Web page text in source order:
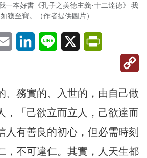
一本好書《孔子之美德主義-十二達德》 我
獲至寶。（作者提供圖片）
Email LinkedInLine X
、務實的、入世的，由自己做
，「己欲立而立人，己欲達而
人有善良的初心，但必需時刻
，不可違仁。其實，人天生都